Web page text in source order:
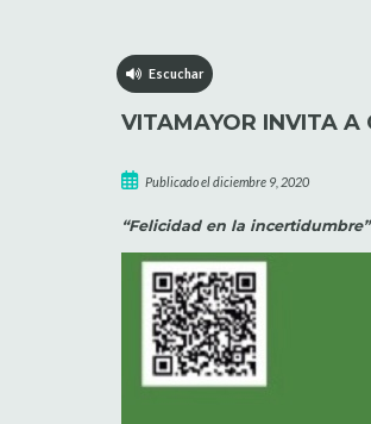
Escuchar
VITAMAYOR INVITA A
Publicado el diciembre 9, 2020
“Felicidad en la